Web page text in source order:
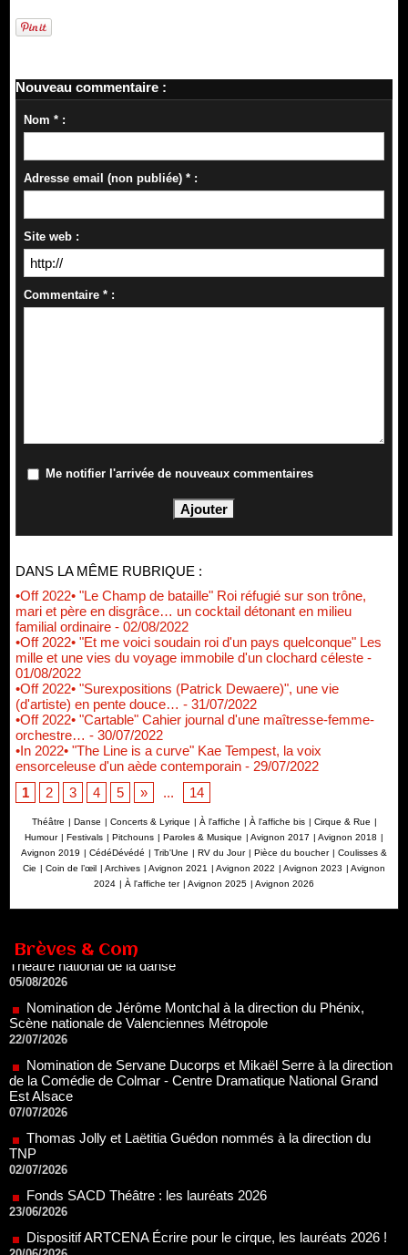
Nouveau commentaire :
Nom * :
Adresse email (non publiée) * :
Site web :
Commentaire * :
Me notifier l'arrivée de nouveaux commentaires
DANS LA MÊME RUBRIQUE :
•Off 2022• "Le Champ de bataille" Roi réfugié sur son trône,
mari et père en disgrâce… un cocktail détonant en milieu
familial ordinaire - 02/08/2022
•Off 2022• "Et me voici soudain roi d'un pays quelconque" Les
mille et une vies du voyage immobile d'un clochard céleste -
01/08/2022
•Off 2022• "Surexpositions (Patrick Dewaere)", une vie
(d'artiste) en pente douce… - 31/07/2022
•Off 2022• "Cartable" Cahier journal d'une maîtresse-femme-
orchestre… - 30/07/2022
•In 2022• "The Line is a curve" Kae Tempest, la voix
ensorceleuse d'un aède contemporain - 29/07/2022
1
2 3 4 5 » ... 14
Théâtre | Danse | Concerts & Lyrique | À l'affiche | À l'affiche bis | Cirque & Rue |
Humour | Festivals | Pitchouns | Paroles & Musique | Avignon 2017 | Avignon 2018 |
Avignon 2019 | CédéDévédé | Trib'Une | RV du Jour | Pièce du boucher | Coulisses &
Cie | Coin de l’œil | Archives | Avignon 2021 | Avignon 2022 | Avignon 2023 | Avignon
2024 | À l'affiche ter | Avignon 2025 | Avignon 2026
Brèves & Com
Renouvellement de Rachid Ouramdane à la tête de Chaillot-
Théâtre national de la danse
Nomination de Jérôme Montchal à la direction du Phénix,
Scène nationale de Valenciennes Métropole
22/07/2026
Nomination de Servane Ducorps et Mikaël Serre à la direction
de la Comédie de Colmar - Centre Dramatique National Grand
Est Alsace
Thomas Jolly et Laëtitia Guédon nommés à la direction du
TNP
02/07/2026
Fonds SACD Théâtre : les lauréats 2026
23/06/2026
20/06/2026
18/06/2026